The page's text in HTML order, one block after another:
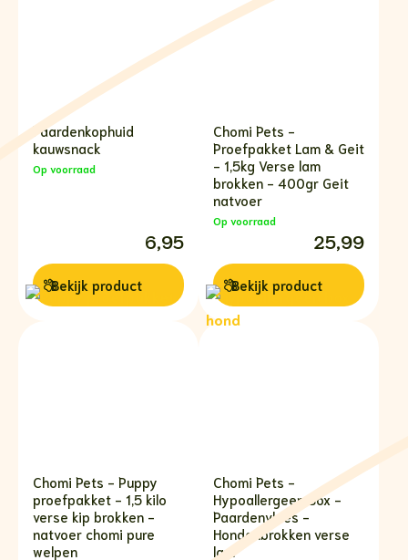
Paardenkophuid
kauwsnack
Op voorraad
6,95
Bekijk product
Chomi Pets -
Proefpakket Lam & Geit
- 1,5kg Verse lam
brokken - 400gr Geit
natvoer
Op voorraad
25,99
Bekijk product
Chomi Pets - Puppy
proefpakket - 1,5 kilo
verse kip brokken -
natvoer chomi pure
welpen
Chomi Pets -
Hypoallergeen Box -
Paardenvlees -
Hondenbrokken verse
lam